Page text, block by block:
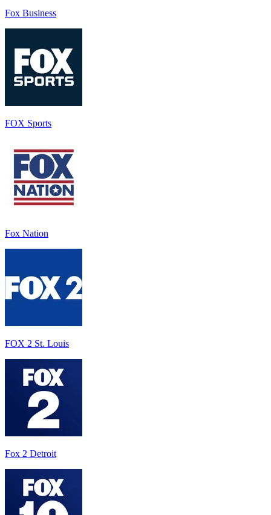
Fox Business
FOX Sports
Fox Nation
FOX 2 St. Louis
Fox 2 Detroit